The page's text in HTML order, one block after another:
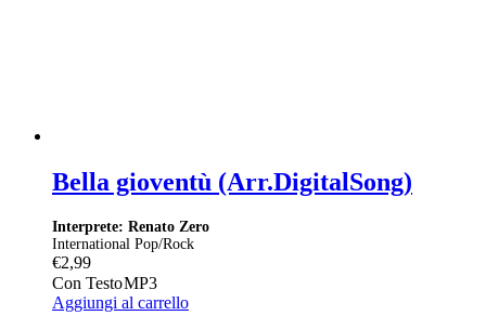
Bella gioventù (Arr.DigitalSong)
Interprete: Renato Zero
International Pop/Rock
€2,99
Con TestoMP3
Aggiungi al carrello